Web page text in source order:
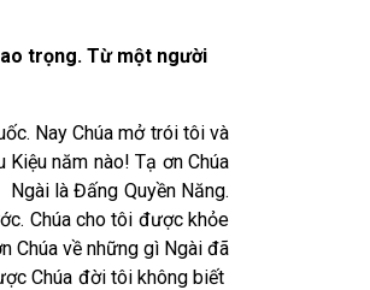
trọng. Từ một người
Nay Chúa mở trói tôi và
năm nào! Tạ ơn Chúa
là Đấng Quyền Năng.
Chúa cho tôi được khỏe
Chúa về những gì Ngài đã
Chúa đời tôi không biết